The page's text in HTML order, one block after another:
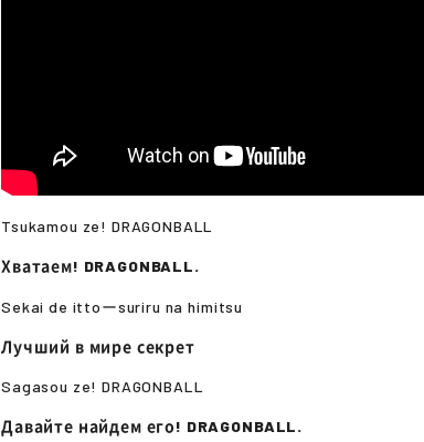
Tsukamou ze! DRAGONBALL
Хватаем! DRAGONBALL.
Sekai de ittoーsuriru na himitsu
Лучший в мире секрет
Sagasou ze! DRAGONBALL
Давайте найдем его! DRAGONBALL.